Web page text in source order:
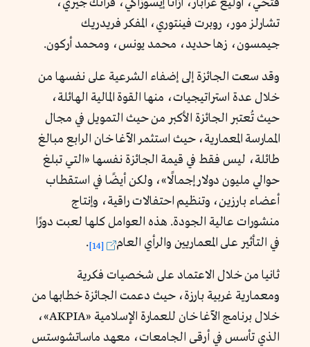
فتحي، أوليغ غرابار، أرَاتا إيسوزاكي، فرانك جيري،
تشارلز مور، روبرت فينتوري، المفكر فريدريك
جيمسون، زها حديد، محمد يونس، ومحمد أركون.
وقد سعت الجائزة إلى إضفاء الشرعية على نفسها من
خلال عدة استراتيجيات، منها القوة المالية الهائلة،
حيث تُعتبر الجائزة الأكبر من حيث التمويل في مجال
الممارسة المعمارية، حيث استثمر الآغا خان الرابع مبالغ
طائلة، ليس فقط في قيمة الجائزة نفسها «التي تبلغ
حوالي مليون دولار إجمالًا»، ولكن أيضًا في استقطاب
أعضاء بارزين، وتنظيم احتفالات راقية، وإنتاج
منشورات عالية الجودة. هذه العوامل كلها لعبت دورًا
في التأثير على المعماريين والرأي العام
[14]
.
ثانيا من خلال الاعتماد على شخصيات فكرية
ومعمارية غربية بارزة، حيث دعمت الجائزة خطابها من
خلال برنامج الآغا خان للعمارة الإسلامية «AKPIA
»،
الذي تأسس في أرقى الجامعات، معهد ماساتشوستس